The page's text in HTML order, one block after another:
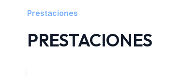
Prestaciones
PRESTACIONES